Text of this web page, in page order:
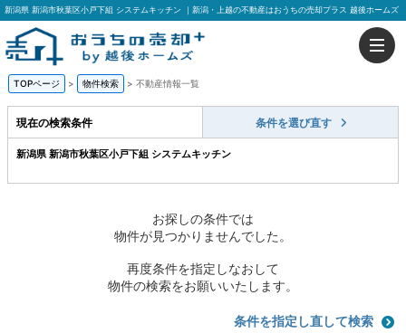
新潟県 新潟市秋葉区小戸下組 システムキッチン ｜新潟・上越の不動産はおうちの売却プラス 越後ホームズ
TOPページ > 物件検索 > 不動産情報一覧
現在の検索条件 条件を選び直す
新潟県 新潟市秋葉区小戸下組 システムキッチン
お探しの条件では
物件が見つかりませんでした。
再度条件を指定しなおして
物件の検索をお願いいたします。
条件を指定し直して検索